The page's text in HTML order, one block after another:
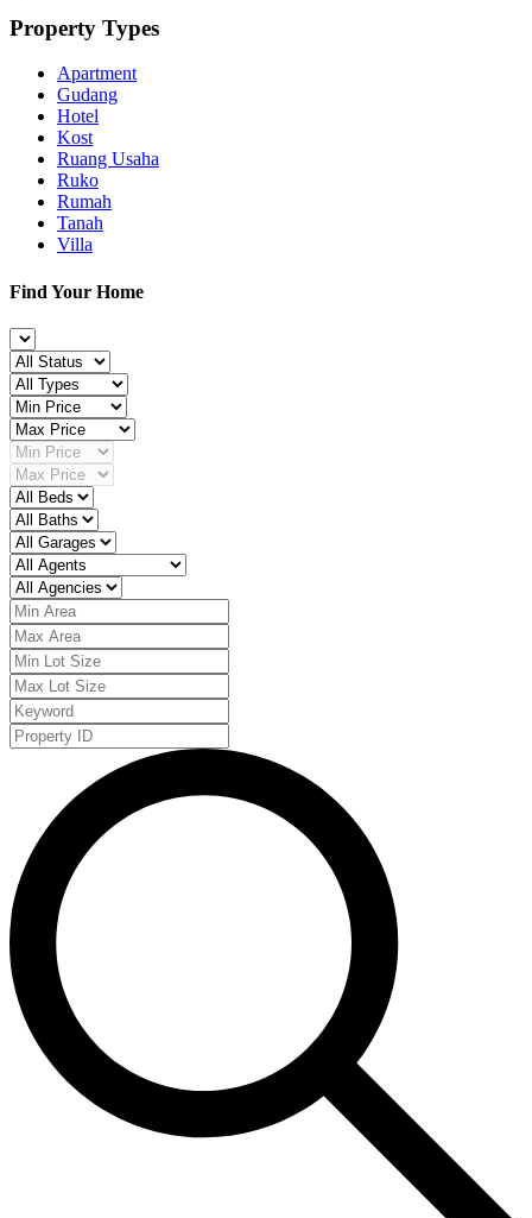
Property Types
Apartment
Gudang
Hotel
Kost
Ruang Usaha
Ruko
Rumah
Tanah
Villa
Find Your Home